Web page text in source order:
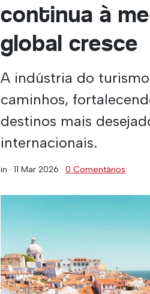
continua à
global cresce
A indústria do
caminhos,
destinos mais
internacionais.
in ·11 Mar 2026 ·0 Comentários